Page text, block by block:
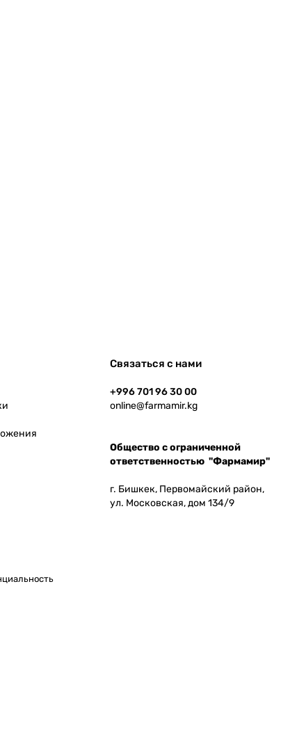
Связаться с нами
+996 701 96 30 00
online@farmamir.kg
Общество с ограниченной
ответственностью "Фармамир"
г. Бишкек, Первомайский район,
ул. Московская, дом 134/9